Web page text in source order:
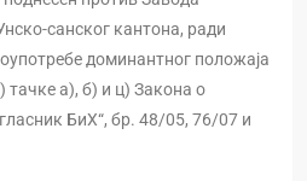
санског кантона, ради
доминантног положаја
тачке а), б) и ц) Закона о
БиХ“, бр. 48/05, 76/07 и